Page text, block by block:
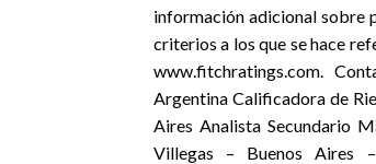
información adicional sobre
criterios a los que se hace
www.fitchratings.com.
Argentina Calificadora de
Aires Analista Secundario
Villegas – Buenos Aires –